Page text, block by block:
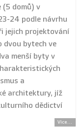
(5 domů) v
24 podle návrhu
jejich projektování
dvou bytech ve
menší byty v
a
architektury, jíž
dědictví
Více...